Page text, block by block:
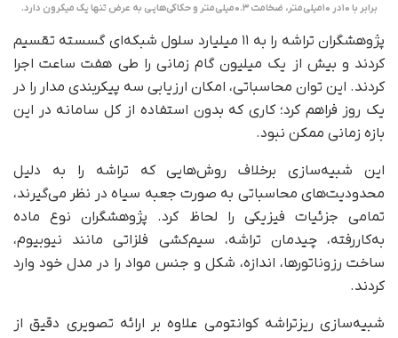
برابر با ۱۰در ۱۰میلی‌متر، ضخامت ۰.۳میلی‌متر و حکاکی‌هایی به عرض تنها یک میکرون دارد.
پژوهشگران تراشه را به ۱۱ میلیارد سلول شبکه‌ای گسسته تقسیم
کردند و بیش از یک میلیون گام زمانی را طی هفت ساعت اجرا
کردند. این توان محاسباتی، امکان ارزیابی سه پیکربندی مدار را در
یک روز فراهم کرد؛ کاری که بدون استفاده از کل سامانه در این
بازه زمانی ممکن نبود.
این شبیه‌سازی برخلاف روش‌هایی که تراشه را به‌ دلیل
محدودیت‌های محاسباتی به‌ صورت جعبه سیاه در نظر می‌گیرند،
تمامی جزئیات فیزیکی را لحاظ کرد. پژوهشگران نوع ماده
به‌کاررفته، چیدمان تراشه، سیم‌کشی فلزاتی مانند نیوبیوم،
ساخت رزوناتورها، اندازه، شکل و جنس مواد را در مدل خود وارد
کردند.
شبیه‌سازی ریزتراشه کوانتومی علاوه بر ارائه تصویری دقیق از